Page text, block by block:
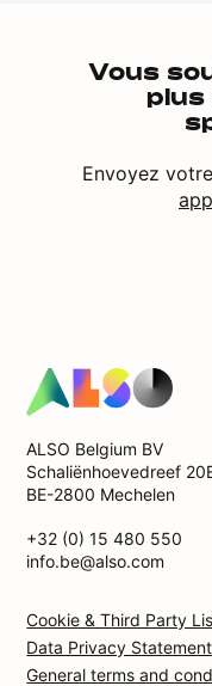
Vous
Envoyez
ALSO Belgium BV
Schaliënhoevedreef
BE-2800 Mechelen
+32 (0) 15 480 550
info.be@also.com
Cookie & Third Party
Data Privacy Statement
General terms and